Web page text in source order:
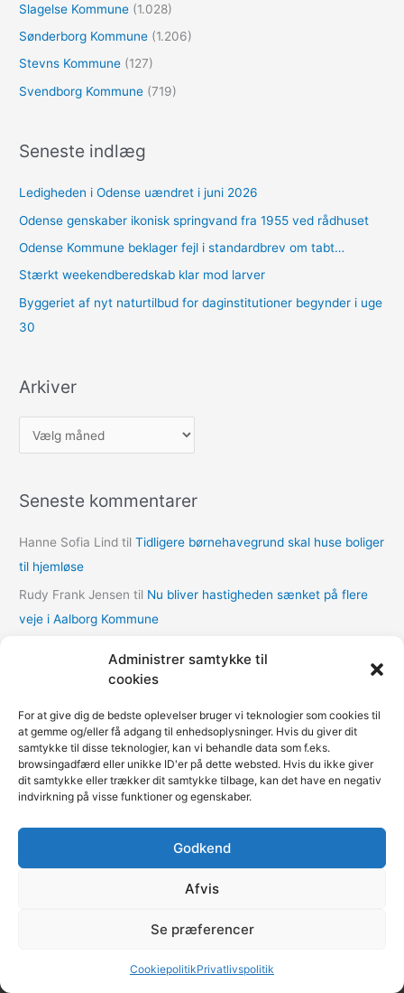
Administrer samtykke til
cookies
For at give dig de bedste oplevelser bruger vi teknologier som cookies til
at gemme og/eller få adgang til enhedsoplysninger. Hvis du giver dit
samtykke til disse teknologier, kan vi behandle data som f.eks.
browsingadfærd eller unikke ID'er på dette websted. Hvis du ikke giver
dit samtykke eller trækker dit samtykke tilbage, kan det have en negativ
indvirkning på visse funktioner og egenskaber.
Godkend
Afvis
Se præferencer
CookiepolitikPrivatlivspolitik
Slagelse Kommune (1.028)
Sønderborg Kommune (1.206)
Stevns Kommune (127)
Svendborg Kommune (719)
Seneste indlæg
Ledigheden i Odense uændret i juni 2026
Odense genskaber ikonisk springvand fra 1955 ved rådhuset
Odense Kommune beklager fejl i standardbrev om tabt…
Stærkt weekendberedskab klar mod larver
Byggeriet af nyt naturtilbud for daginstitutioner begynder i uge
30
Arkiver
r
i
e
r
Seneste kommentarer
Hanne Sofia Lind tilTidligere børnehavegrund skal huse boliger
til hjemløse
Rudy Frank Jensen til Nu bliver hastigheden sænket på flere
veje i Aalborg Kommune
udbygningsaftaler
Mariann Wie SvensontilSocialforvaltningen åbner COVID-
nødovernatning til hjemløse i Multihallen på Amager
Fokus på kommunerne | Copyright © 2020-2026
Webbureau.dk
Restauranter
Restaurants in Denmark